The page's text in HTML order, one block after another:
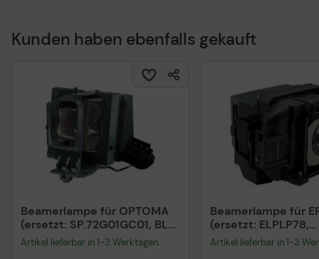
Technisches
Kunden haben ebenfalls gekauft
Beamerlampe für OPTOMA
(ersetzt: SP.72G01GC01, BL-
FU195A)
Artikel lieferbar in 1-3 Werktagen.
Beamerlampe für
(ersetzt: ELPLP78,
V13H010L78)
Artikel lieferbar in 1-3